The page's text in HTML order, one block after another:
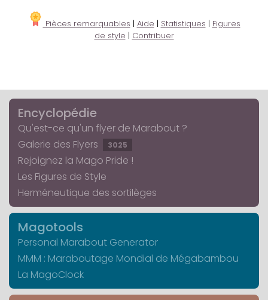
Pièces remarquables | Aide | Statistiques | Figures
de style | Contribuer
Encyclopédie
Qu'est-ce qu'un flyer de Marabout ?
Galerie des Flyers
3025
Rejoignez la Mago Pride !
Les Figures de Style
Herméneutique des sortilèges
Magotools
Personal Marabout Generator
MMM : Maraboutage Mondial de Mégabambou
La MagoClock